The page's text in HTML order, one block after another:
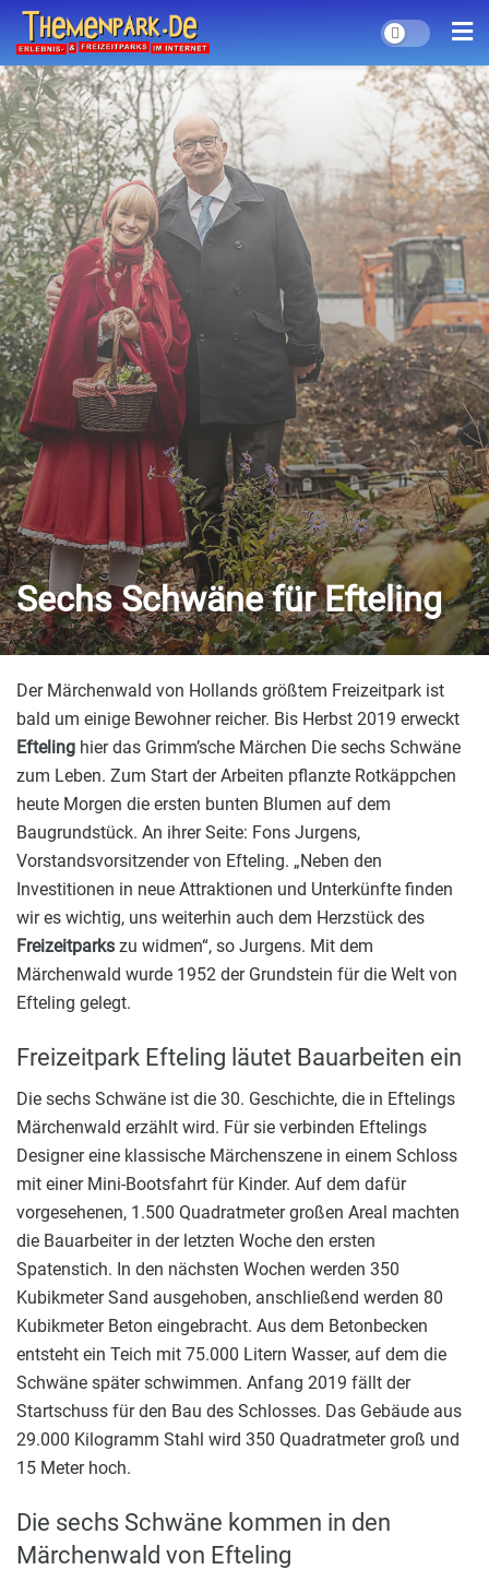
Sechs Schwäne für Efteling
Der Märchenwald von Hollands größtem Freizeitpark ist
bald um einige Bewohner reicher. Bis Herbst 2019 erweckt
Efteling hier das Grimm’sche Märchen Die sechs Schwäne
zum Leben. Zum Start der Arbeiten pflanzte Rotkäppchen
heute Morgen die ersten bunten Blumen auf dem
Baugrundstück. An ihrer Seite: Fons Jurgens,
Vorstandsvorsitzender von Efteling. „Neben den
Investitionen in neue Attraktionen und Unterkünfte finden
wir es wichtig, uns weiterhin auch dem Herzstück des
Freizeitparks zu widmen“, so Jurgens. Mit dem
Märchenwald wurde 1952 der Grundstein für die Welt von
Efteling gelegt.
Freizeitpark Efteling läutet Bauarbeiten ein
Die sechs Schwäne ist die 30. Geschichte, die in Eftelings
Märchenwald erzählt wird. Für sie verbinden Eftelings
Designer eine klassische Märchenszene in einem Schloss
mit einer Mini-Bootsfahrt für Kinder. Auf dem dafür
vorgesehenen, 1.500 Quadratmeter großen Areal machten
die Bauarbeiter in der letzten Woche den ersten
Spatenstich. In den nächsten Wochen werden 350
Kubikmeter Sand ausgehoben, anschließend werden 80
Kubikmeter Beton eingebracht. Aus dem Betonbecken
entsteht ein Teich mit 75.000 Litern Wasser, auf dem die
Schwäne später schwimmen. Anfang 2019 fällt der
Startschuss für den Bau des Schlosses. Das Gebäude aus
29.000 Kilogramm Stahl wird 350 Quadratmeter groß und
15 Meter hoch.
Die sechs Schwäne kommen in den
Märchenwald von Efteling